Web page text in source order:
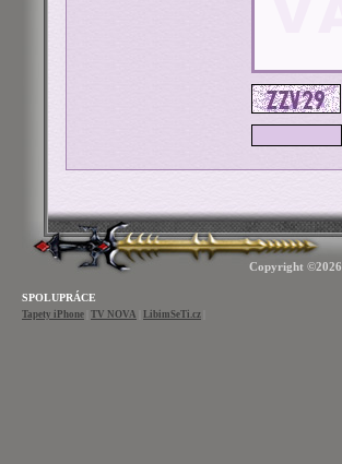
Copyright ©2026
SPOLUPRÁCE
Tapety iPhone TV NOVA LibimSeTi.cz